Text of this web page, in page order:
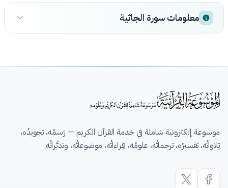
معلومات سورة الجاثية
موسوعة إلكترونية شاملة في خدمة القرآن الكريم — رَسمُه، تجويدُه،
تِلاواتُه، تفسيرُه، ترجماتُه، علومُه، قِراءاتُه، موضوعاتُه، وتدبُّراتُه.